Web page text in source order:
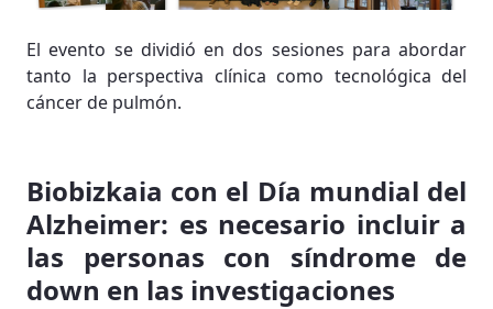
El evento se dividió en dos sesiones para abordar
tanto la perspectiva clínica como tecnológica del
cáncer de pulmón.
Biobizkaia con el Día mundial del
Alzheimer: es necesario incluir a
las personas con síndrome de
down en las investigaciones